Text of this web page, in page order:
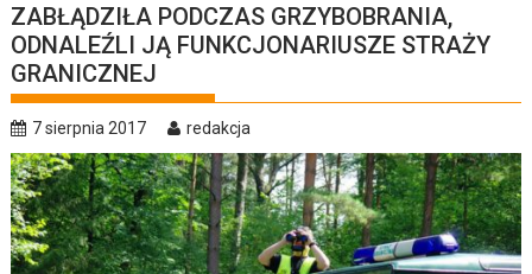
ZABŁĄDZIŁA PODCZAS GRZYBOBRANIA,
ODNALEŹLI JĄ FUNKCJONARIUSZE STRAŻY
GRANICZNEJ
7 sierpnia 2017 redakcja